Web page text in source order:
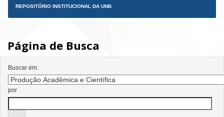
REPOSITÓRIO INSTITUCIONAL DA UNB
Página de Busca
Buscar em:
por